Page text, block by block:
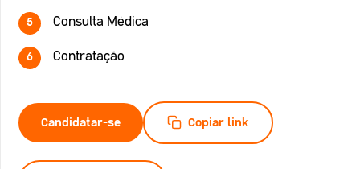
Consulta Médica
Contratação
Candidatar-se Copiar link